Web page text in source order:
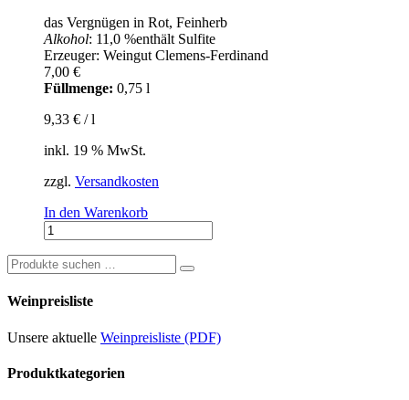
,
9er-
Pack
Nr.5555
Menge
das Vergnügen in Rot, Feinherb
Alkohol: 11,0 %enthält Sulfite
Erzeuger: Weingut Clemens-Ferdinand
7,00 €
Füllmenge: 0,75 l
9,33 € /l
inkl. 19 % MwSt.
zzgl. Versandkosten
In den Warenkorb
Rotling-
SECCO
Nr.2021
Menge
Suchen
nach:
Weinpreisliste
Unsere aktuelle Weinpreisliste (PDF)
Produktkategorien